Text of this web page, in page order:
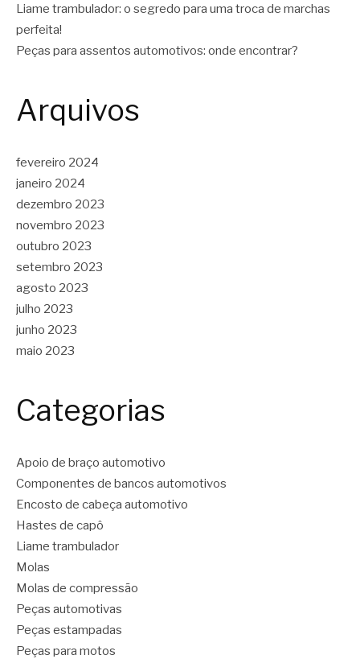
Liame trambulador: o segredo para uma troca de marchas
perfeita!
Peças para assentos automotivos: onde encontrar?
Arquivos
fevereiro 2024
janeiro 2024
dezembro 2023
novembro 2023
outubro 2023
setembro 2023
agosto 2023
julho 2023
junho 2023
maio 2023
Categorias
Apoio de braço automotivo
Componentes de bancos automotivos
Encosto de cabeça automotivo
Hastes de capô
Liame trambulador
Molas
Molas de compressão
Peças automotivas
Peças estampadas
Peças para motos